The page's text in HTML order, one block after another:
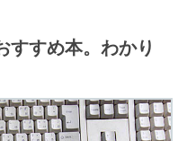
すすめ本。わかり